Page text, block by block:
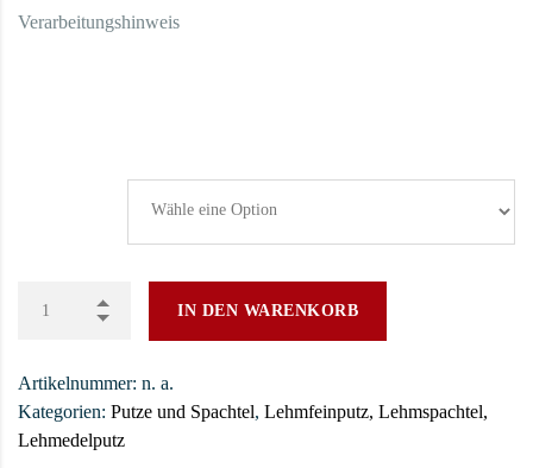
Verarbeitungshinweis
IN DEN WARENKORB
Artikelnummer: n. a.
Kategorien: Putze und Spachtel, Lehmfeinputz, Lehmspachtel,
Lehmedelputz